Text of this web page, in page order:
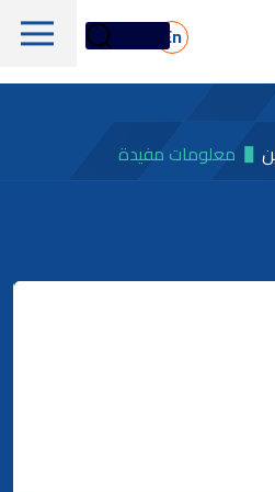
En
معلومات مفيدة